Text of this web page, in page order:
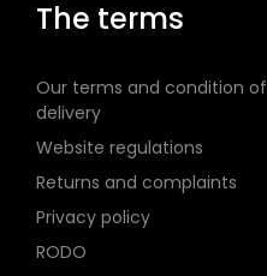
The terms
Our terms and condition of
delivery
Website regulations
Returns and complaints
Privacy policy
RODO